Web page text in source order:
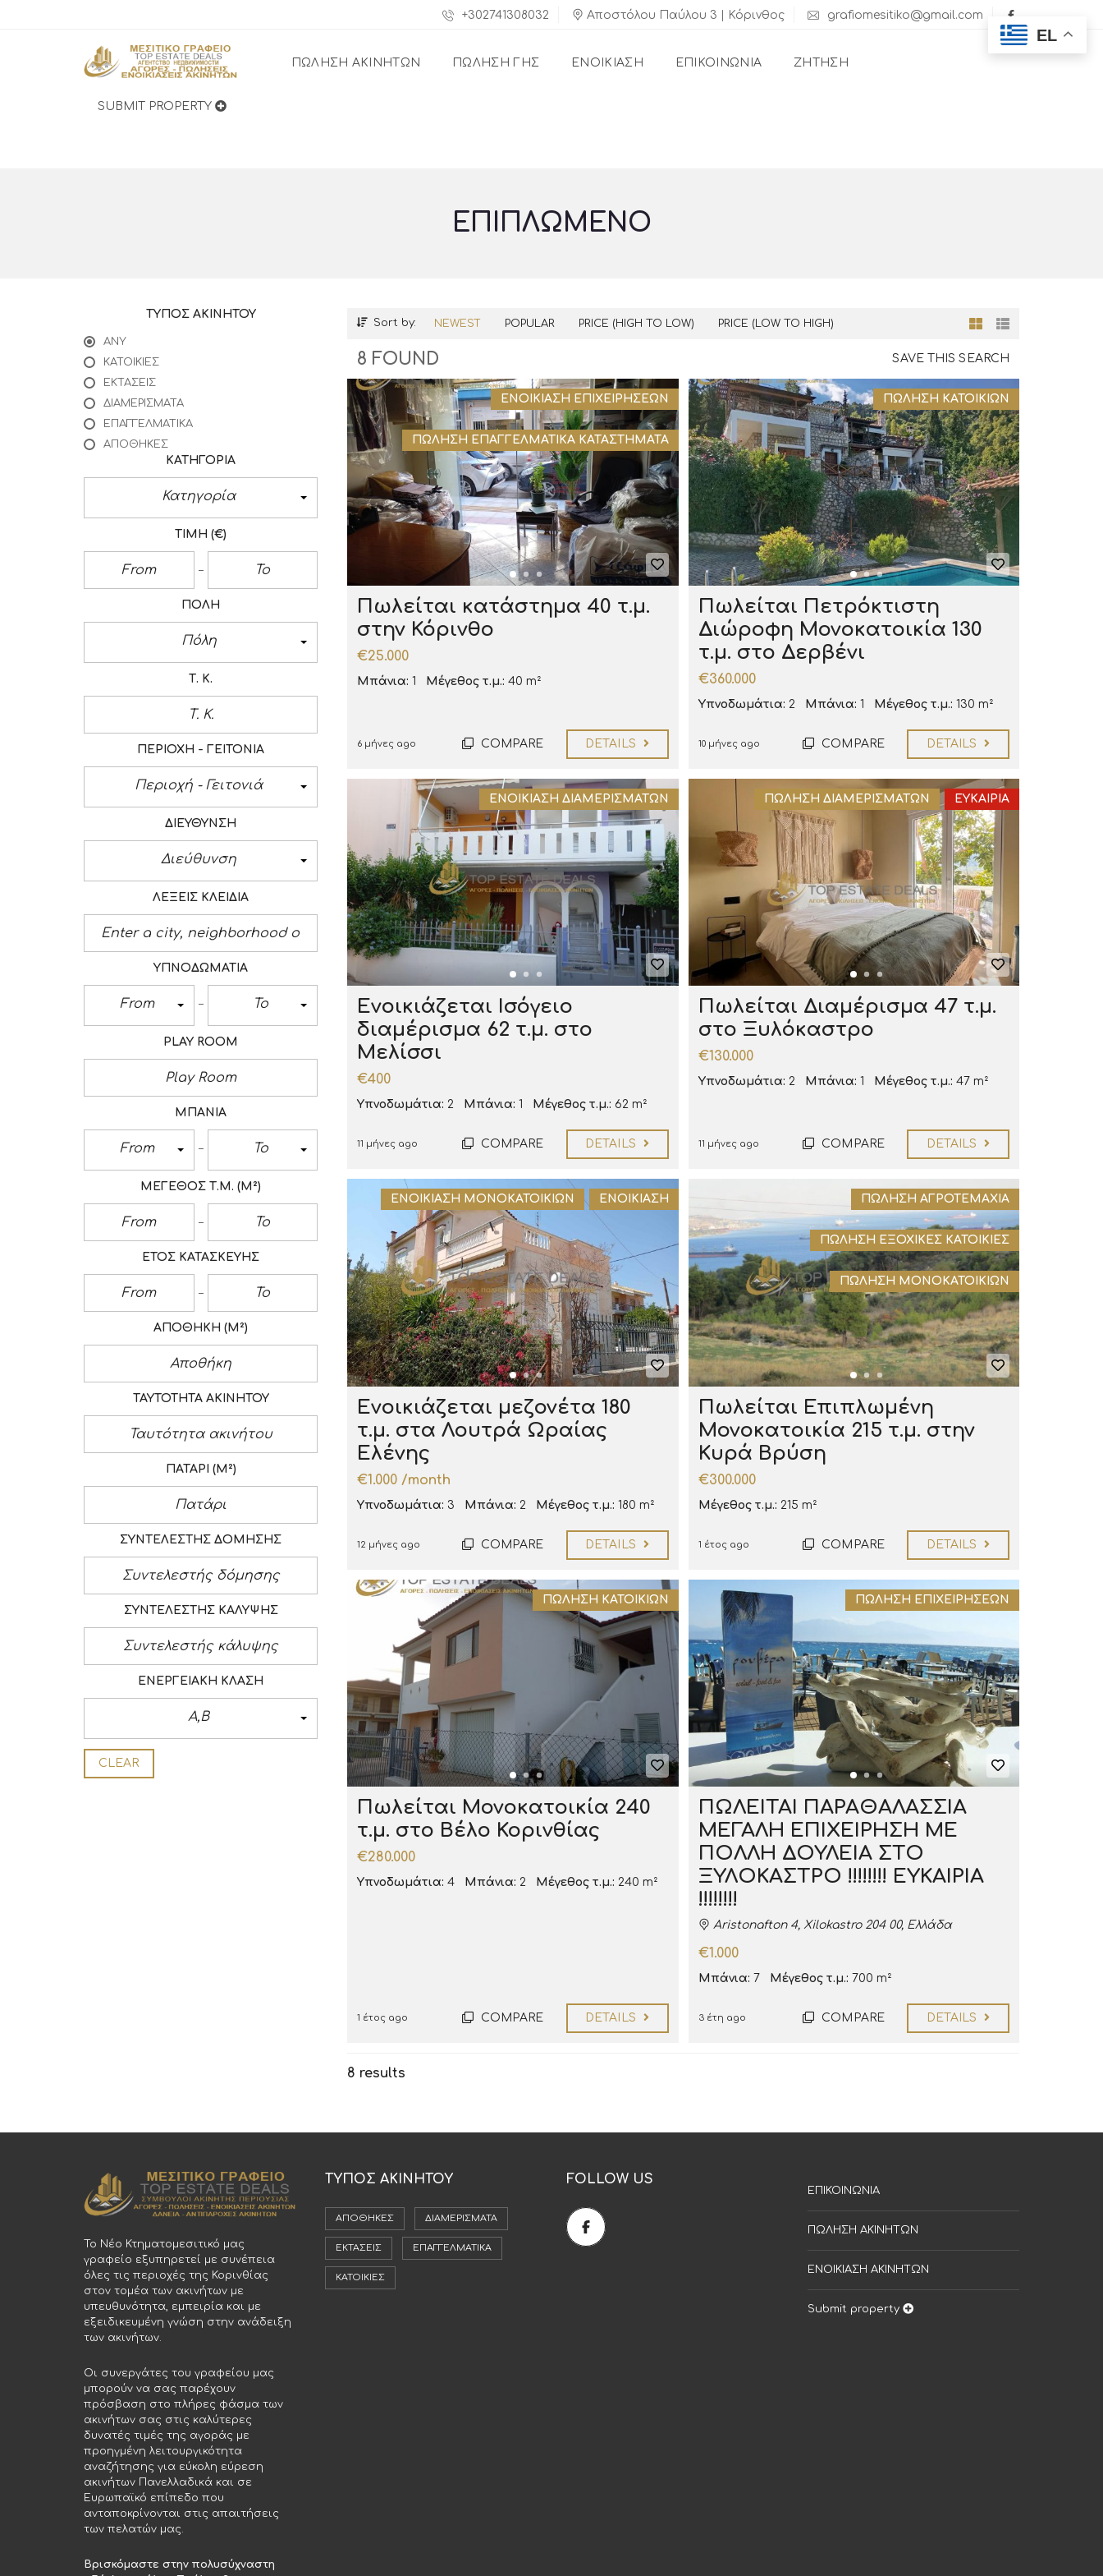
+302741308032 Αποστόλου Παύλου 3 | Κόρινθος grafiomesitiko@gmail.com
ΠΏΛΗΣΗ ΑΚΙΝΉΤΩΝ ΠΏΛΗΣΗ ΓΗΣ ΕΝΟΙΚΙΑΣΗ ΕΠΙΚΟΙΝΩΝΊΑ ΖΉΤΗΣΗ
SUBMIT PROPERTY
ΕΠΙΠΛΩΜΈΝΟ
ΤΎΠΟΣ ΑΚΙΝΉΤΟΥ
ANY
ΚΑΤΟΙΚΊΕΣ
ΕΚΤΆΣΕΙΣ
ΔΙΑΜΕΡΊΣΜΑΤΑ
ΕΠΑΓΓΕΛΜΑΤΙΚΆ
ΑΠΟΘΉΚΕΣ
ΚΑΤΗΓΟΡΊΑ
Κατηγορία
ΤΙΜΉ (€)
ΠΌΛΗ
Πόλη
Τ. Κ.
ΠΕΡΙΟΧΉ - ΓΕΙΤΟΝΙΆ
Περιοχή - Γειτονιά
ΔΙΕΎΘΥΝΣΗ
Διεύθυνση
ΛΈΞΕΙΣ ΚΛΕΙΔΙΆ
ΥΠΝΟΔΩΜΆΤΙΑ
From To
PLAY ROOM
ΜΠΆΝΙΑ
From To
ΜΈΓΕΘΟΣ Τ.Μ. (M²)
ΈΤΟΣ ΚΑΤΑΣΚΕΥΉΣ
ΑΠΟΘΉΚΗ (M²)
ΤΑΥΤΌΤΗΤΑ ΑΚΙΝΉΤΟΥ
ΠΑΤΆΡΙ (M²)
ΣΥΝΤΕΛΕΣΤΉΣ ΔΌΜΗΣΗΣ
ΣΥΝΤΕΛΕΣΤΉΣ ΚΆΛΥΨΗΣ
ΕΝΕΡΓΕΙΑΚΉ ΚΛΆΣΗ
Α,Β
CLEAR
Sort by: NEWEST POPULAR PRICE (HIGH TO LOW) PRICE (LOW TO HIGH)
SAVE THIS SEARCH
8 FOUND
ΕΝΟΙΚΊΑΣΗ ΕΠΙΧΕΙΡΉΣΕΩΝ
ΠΏΛΗΣΗ ΕΠΑΓΓΕΛΜΑΤΙΚΆ ΚΑΤΑΣΤΉΜΑΤΑ
Πωλείται κατάστημα 40 τ.μ.
στην Κόρινθο
€25.000
Μπάνια: 1 Μέγεθος τ.μ.: 40 m²
6 μήνες ago COMPARE DETAILS
ΠΏΛΗΣΗ ΚΑΤΟΙΚΙΏΝ
Πωλείται Πετρόκτιστη
Διώροφη Μονοκατοικία 130
τ.μ. στο Δερβένι
€360.000
Υπνοδωμάτια: 2 Μπάνια: 1 Μέγεθος τ.μ.: 130 m²
10 μήνες ago COMPARE DETAILS
ΕΝΟΙΚΊΑΣΗ ΔΙΑΜΕΡΙΣΜΆΤΩΝ
Ενοικιάζεται Ισόγειο
διαμέρισμα 62 τ.μ. στο
Μελίσσι
€400
Υπνοδωμάτια: 2 Μπάνια: 1 Μέγεθος τ.μ.: 62 m²
11 μήνες ago COMPARE DETAILS
ΕΥΚΑΙΡΊΑ
ΠΏΛΗΣΗ ΔΙΑΜΕΡΙΣΜΆΤΩΝ
Πωλείται Διαμέρισμα 47 τ.μ.
στο Ξυλόκαστρο
€130.000
Υπνοδωμάτια: 2 Μπάνια: 1 Μέγεθος τ.μ.: 47 m²
11 μήνες ago COMPARE DETAILS
ΕΝΟΙΚΊΑΣΗ
ΕΝΟΙΚΊΑΣΗ ΜΟΝΟΚΑΤΟΙΚΙΏΝ
Ενοικιάζεται μεζονέτα 180
τ.μ. στα Λουτρά Ωραίας
Ελένης
€1.000 /month
Υπνοδωμάτια: 3 Μπάνια: 2 Μέγεθος τ.μ.: 180 m²
12 μήνες ago COMPARE DETAILS
ΠΏΛΗΣΗ ΑΓΡΟΤΕΜΆΧΙΑ
ΠΏΛΗΣΗ ΕΞΟΧΙΚΈΣ ΚΑΤΟΙΚΊΕΣ
ΠΏΛΗΣΗ ΜΟΝΟΚΑΤΟΙΚΙΏΝ
Πωλείται Επιπλωμένη
Μονοκατοικία 215 τ.μ. στην
Κυρά Βρύση
€300.000
Μέγεθος τ.μ.: 215 m²
1 έτος ago COMPARE DETAILS
ΠΏΛΗΣΗ ΚΑΤΟΙΚΙΏΝ
Πωλείται Μονοκατοικία 240
τ.μ. στο Βέλο Κορινθίας
€280.000
Υπνοδωμάτια: 4 Μπάνια: 2 Μέγεθος τ.μ.: 240 m²
1 έτος ago COMPARE DETAILS
ΠΏΛΗΣΗ ΕΠΙΧΕΙΡΉΣΕΩΝ
ΠΩΛΕΙΤΑΙ ΠΑΡΑΘΑΛΑΣΣΙΑ
ΜΕΓΑΛΗ ΕΠΙΧΕΙΡΗΣΗ ΜΕ
ΠΟΛΛΗ ΔΟΥΛΕΙΑ ΣΤΟ
ΞΥΛΟΚΑΣΤΡΟ !!!!!!!! ΕΥΚΑΙΡΙΑ
!!!!!!!!
Aristonafton 4, Xilokastro 204 00, Ελλάδα
€1.000
Μπάνια: 7 Μέγεθος τ.μ.: 700 m²
3 έτη ago COMPARE DETAILS
8 results
Το Νέο Κτηματομεσιτικό μας
γραφείο εξυπηρετεί με συνέπεια
όλες τις περιοχές της Κορινθίας
στον τομέα των ακινήτων με
υπευθυνότητα, εμπειρία και με
εξειδικευμένη γνώση στην ανάδειξη
των ακινήτων.
Οι συνεργάτες του γραφείου μας
μπορούν να σας παρέχουν
πρόσβαση στο πλήρες φάσμα των
ακινήτων σας στις καλύτερες
δυνατές τιμές της αγοράς με
προηγμένη λειτουργικότητα
αναζήτησης για εύκολη εύρεση
ακινήτων Πανελλαδικά και σε
Ευρωπαϊκό επίπεδο που
ανταποκρίνονται στις απαιτήσεις
των πελατών μας.
Βρισκόμαστε στην πολυσύχναστη
ΤΥΠΟΣ ΑΚΙΝΗΤΟΥ
ΑΠΟΘΉΚΕΣ ΔΙΑΜΕΡΊΣΜΑΤΑ
ΕΚΤΆΣΕΙΣ ΕΠΑΓΓΕΛΜΑΤΙΚΆ
ΚΑΤΟΙΚΊΕΣ
FOLLOW US
ΕΠΙΚΟΙΝΩΝΙΑ
ΠΩΛΗΣΗ ΑΚΙΝΗΤΩΝ
ΕΝΟΙΚΙΑΣΗ ΑΚΙΝΗΤΩΝ
Submit property
EL